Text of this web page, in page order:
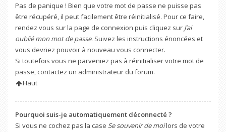
Pas de panique ! Bien que votre mot de passe ne puisse pas
être récupéré, il peut facilement être réinitialisé. Pour ce faire,
rendez vous sur la page de connexion puis cliquez sur J’ai
oublié mon mot de passe. Suivez les instructions énoncées et
vous devriez pouvoir à nouveau vous connecter.
Si toutefois vous ne parveniez pas à réinitialiser votre mot de
passe, contactez un administrateur du forum.
Haut
Pourquoi suis-je automatiquement déconnecté ?
Si vous ne cochez pas la case Se souvenir de moilors de votre